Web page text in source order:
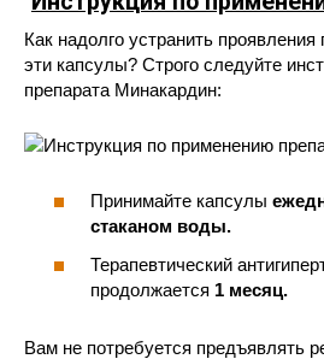
Как надолго устранить проявления
эти капсулы? Строго следуйте
препарата Минакардин:
Принимайте капсулы
стаканом воды.
Терапевтический
продолжается 1 месяц.
Вам не потребуется предъявлять